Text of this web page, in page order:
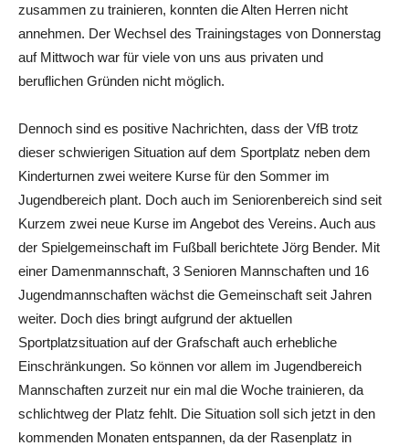
zusammen zu trainieren, konnten die Alten Herren nicht
annehmen. Der Wechsel des Trainingstages von Donnerstag
auf Mittwoch war für viele von uns aus privaten und
beruflichen Gründen nicht möglich.
Dennoch sind es positive Nachrichten, dass der VfB trotz
dieser schwierigen Situation auf dem Sportplatz neben dem
Kinderturnen zwei weitere Kurse für den Sommer im
Jugendbereich plant. Doch auch im Seniorenbereich sind seit
Kurzem zwei neue Kurse im Angebot des Vereins. Auch aus
der Spielgemeinschaft im Fußball berichtete Jörg Bender. Mit
einer Damenmannschaft, 3 Senioren Mannschaften und 16
Jugendmannschaften wächst die Gemeinschaft seit Jahren
weiter. Doch dies bringt aufgrund der aktuellen
Sportplatzsituation auf der Grafschaft auch erhebliche
Einschränkungen. So können vor allem im Jugendbereich
Mannschaften zurzeit nur ein mal die Woche trainieren, da
schlichtweg der Platz fehlt. Die Situation soll sich jetzt in den
kommenden Monaten entspannen, da der Rasenplatz in